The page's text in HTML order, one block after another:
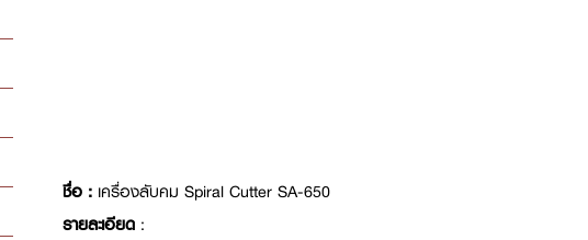
ชื่อ : เครื่องลับคม Spiral Cutter SA-650
รายละเอียด :